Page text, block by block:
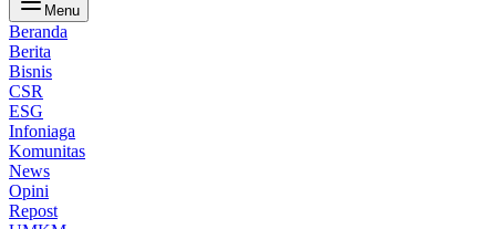
Menu
Beranda
Berita
Bisnis
CSR
ESG
Infoniaga
Komunitas
News
Opini
Repost